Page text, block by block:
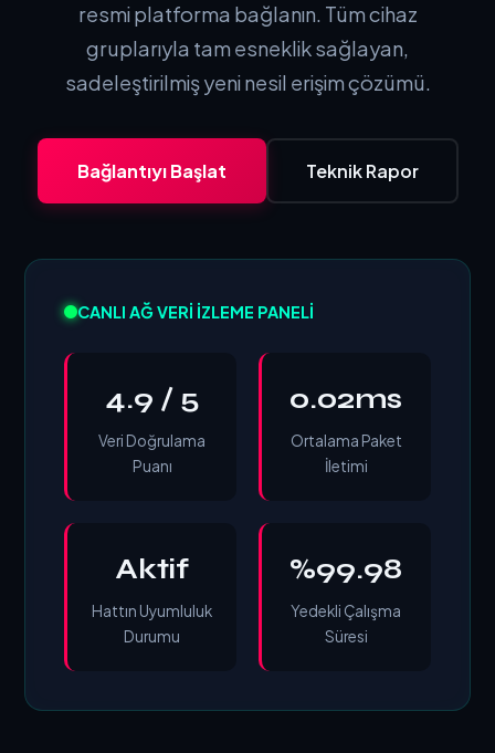
resmi platforma bağlanın. Tüm cihaz
gruplarıyla tam esneklik sağlayan,
sadeleştirilmiş yeni nesil erişim çözümü.
Bağlantıyı Başlat Teknik Rapor
CANLI AĞ VERI İZLEME PANELI
4.9 / 5
Veri Doğrulama
Puanı
0.02ms
Ortalama Paket
İletimi
Aktif
Hattın Uyumluluk
Durumu
%99.98
Yedekli Çalışma
Süresi